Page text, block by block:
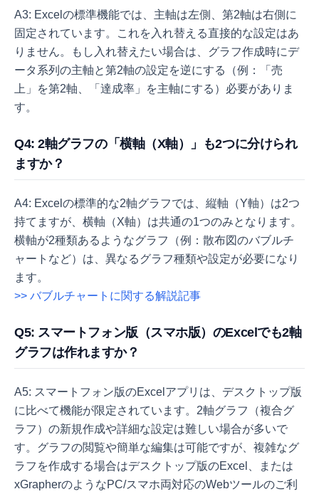
A3: Excelの標準機能では、主軸は左側、第2軸は右側に
固定されています。これを入れ替える直接的な設定はあ
りません。もし入れ替えたい場合は、グラフ作成時にデ
ータ系列の主軸と第2軸の設定を逆にする（例：「売
上」を第2軸、「達成率」を主軸にする）必要がありま
す。
Q4: 2軸グラフの「横軸（X軸）」も2つに分けられ
ますか？
A4: Excelの標準的な2軸グラフでは、縦軸（Y軸）は2つ
持てますが、横軸（X軸）は共通の1つのみとなります。
横軸が2種類あるようなグラフ（例：散布図のバブルチ
ャートなど）は、異なるグラフ種類や設定が必要になり
ます。
>> バブルチャートに関する解説記事
Q5: スマートフォン版（スマホ版）のExcelでも2軸
グラフは作れますか？
A5: スマートフォン版のExcelアプリは、デスクトップ版
に比べて機能が限定されています。2軸グラフ（複合グ
ラフ）の新規作成や詳細な設定は難しい場合が多いで
す。グラフの閲覧や簡単な編集は可能ですが、複雑なグ
ラフを作成する場合はデスクトップ版のExcel、または
xGrapherのようなPC/スマホ両対応のWebツールのご利